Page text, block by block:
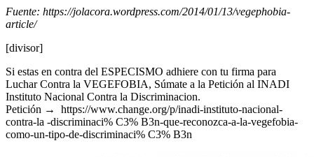
Fuente: https://jolacora.wordpress.com/2014/01/13/vegephobia-
article/
[divisor]
Si estas en contra del ESPECISMO adhiere con tu firma para
Luchar Contra la VEGEFOBIA, Súmate a la Petición al INADI
Instituto Nacional Contra la Discriminacion.
Petición → https://www.change.org/p/inadi-instituto-nacional-
contra-la -discriminaci% C3% B3n-que-reconozca-a-la-vegefobia-
como-un-tipo-de-discriminaci% C3% B3n